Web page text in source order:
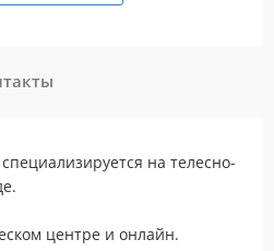
на телесно-
центре и онлайн.